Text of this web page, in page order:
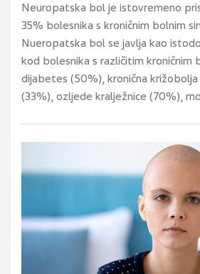
Neuropatska bol je istovremeno
35% bolesnika s kroničnim bolnim
Nueropatska bol se javlja kao
kod bolesnika s različitim kroničnim
dijabetes (50%), kronična križobolja
(33%), ozljede kralježnice (70%),